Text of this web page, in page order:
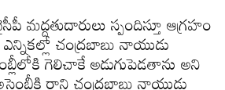
స్పందిస్తూ ఆగ్ర‌హం
ఎన్నిక‌ల్లో చంద్ర‌బాబు నాయుడు
గెలిచాకే అడుగుపెడ‌తాను అని
రాని చంద్ర‌బాబు నాయుడు